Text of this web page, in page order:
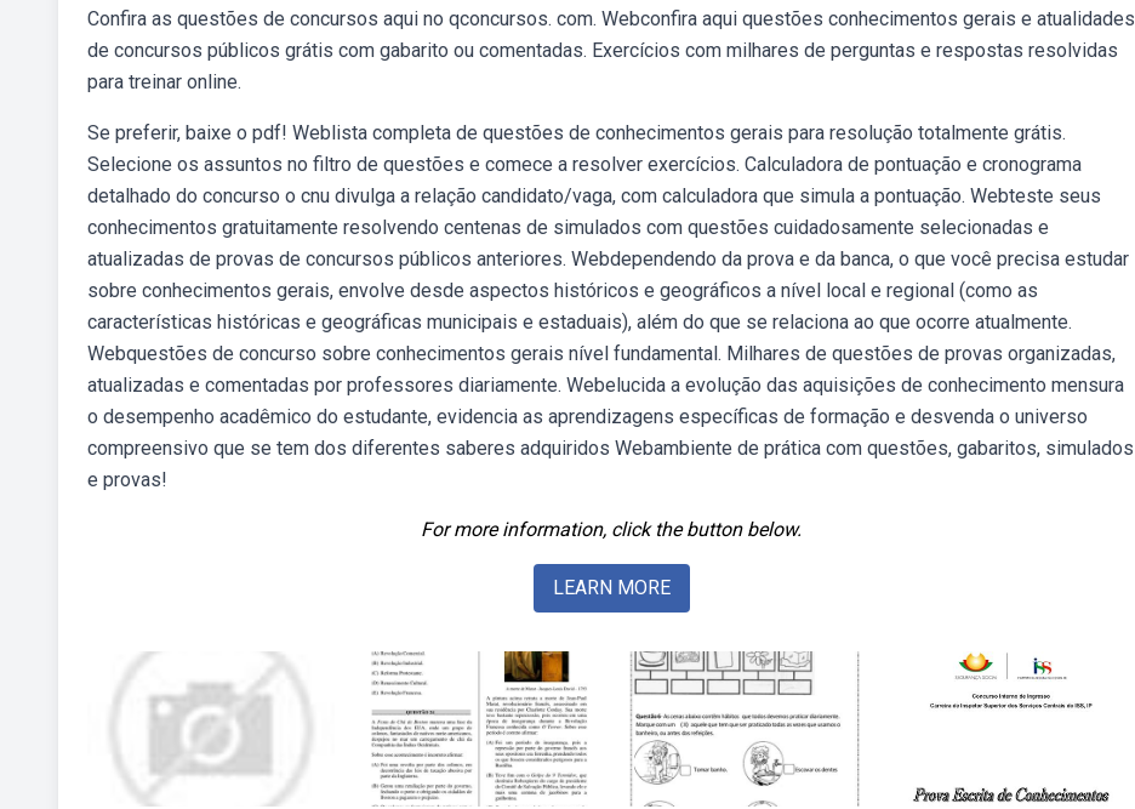
Confira as questões de concursos aqui no qconcursos. com. Webconfira aqui questões conhecimentos gerais e atualidades
de concursos públicos grátis com gabarito ou comentadas. Exercícios com milhares de perguntas e respostas resolvidas
para treinar online.
Se preferir, baixe o pdf! Weblista completa de questões de conhecimentos gerais para resolução totalmente grátis.
Selecione os assuntos no filtro de questões e comece a resolver exercícios. Calculadora de pontuação e cronograma
detalhado do concurso o cnu divulga a relação candidato/vaga, com calculadora que simula a pontuação. Webteste seus
conhecimentos gratuitamente resolvendo centenas de simulados com questões cuidadosamente selecionadas e
atualizadas de provas de concursos públicos anteriores. Webdependendo da prova e da banca, o que você precisa estudar
sobre conhecimentos gerais, envolve desde aspectos históricos e geográficos a nível local e regional (como as
características históricas e geográficas municipais e estaduais), além do que se relaciona ao que ocorre atualmente.
Webquestões de concurso sobre conhecimentos gerais nível fundamental. Milhares de questões de provas organizadas,
atualizadas e comentadas por professores diariamente. Webelucida a evolução das aquisições de conhecimento mensura
o desempenho acadêmico do estudante, evidencia as aprendizagens específicas de formação e desvenda o universo
compreensivo que se tem dos diferentes saberes adquiridos Webambiente de prática com questões, gabaritos, simulados
e provas!
For more information, click the button below.
LEARN MORE